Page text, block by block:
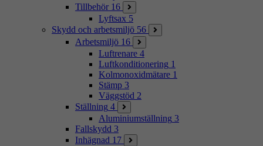
Tillbehör 16
Lyftsax 5
Skydd och arbetsmiljö 56
Arbetsmiljö 16
Luftrenare 4
Luftkonditionering 1
Kolmonoxidmätare 1
Stämp 3
Väggstöd 2
Ställning 4
Aluminiumställning 3
Fallskydd 3
Inhägnad 17